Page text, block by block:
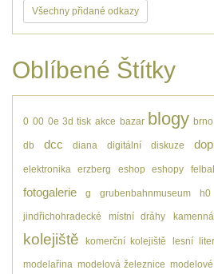
Všechny přidané odkazy
Oblíbené Štítky
0 00 0e 3d tisk akce bazar blogy brno
db dcc diana digitální diskuze
elektronika erzberg eshop eshopy
fotogalerie g grubenbahnmuseum h0
jindřichohradecké místní dráhy
kolejiště komerční kolejiště lesní
modelařina modelová železnice